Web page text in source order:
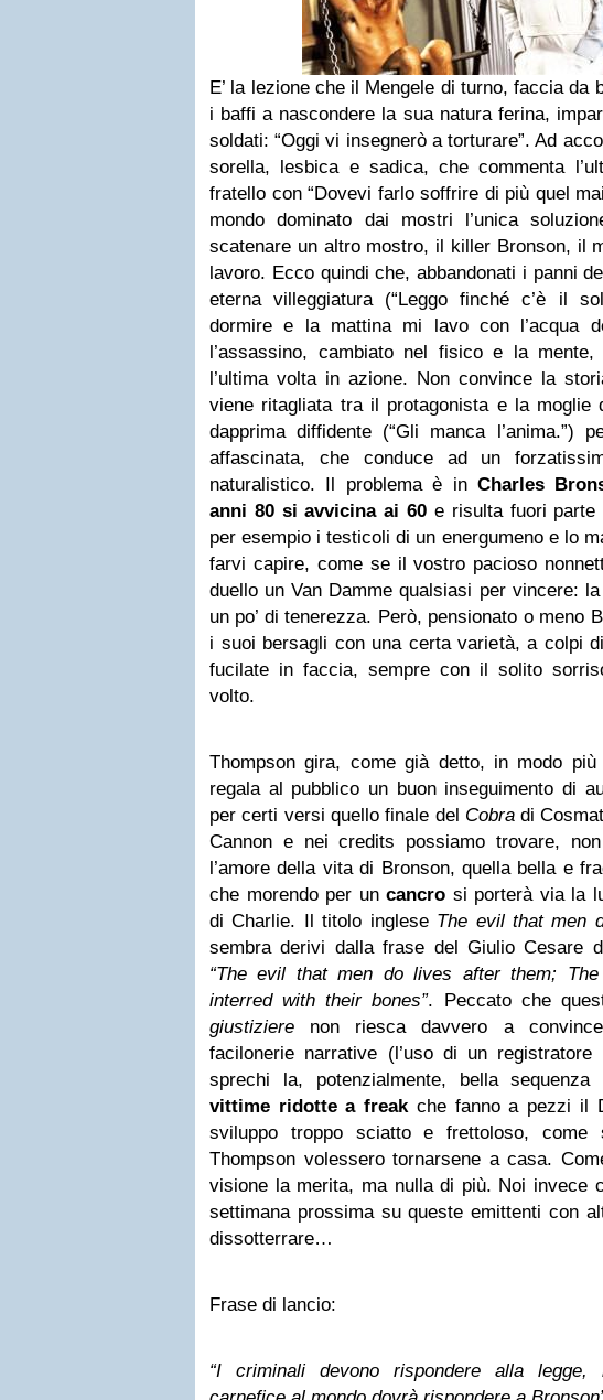
E’ la lezione che il Mengele di turno, faccia da
i baffi a nascondere la sua natura ferina,
soldati: “Oggi vi insegnerò a torturare”. Ad
sorella, lesbica e sadica, che commenta
fratello con “Dovevi farlo soffrire di più quel
mondo dominato dai mostri l’unica
scatenare un altro mostro, il killer Bronson, il
lavoro. Ecco quindi che, abbandonati i panni
eterna villeggiatura (“Leggo finché c’è il
dormire e la mattina mi lavo con l’acqua
l’assassino, cambiato nel fisico e la
l’ultima volta in azione. Non convince la
viene ritagliata tra il protagonista e la moglie
dapprima diffidente (“Gli manca l’anima.”)
affascinata, che conduce ad un
naturalistico. Il problema è in Charles
anni 80 si avvicina ai 60 e risulta fuori parte
per esempio i testicoli di un energumeno e lo
farvi capire, come se il vostro pacioso
duello un Van Damme qualsiasi per vincere:
un po’ di tenerezza. Però, pensionato o meno
i suoi bersagli con una certa varietà, a colpi
fucilate in faccia, sempre con il solito
volto.
Thompson gira, come già detto, in modo
regala al pubblico un buon inseguimento di
per certi versi quello finale del Cobradi
Cannon e nei credits possiamo trovare,
l’amore della vita di Bronson, quella bella e
che morendo per uncancro si porterà via la
di Charlie. Il titolo inglese The evil that men
sembra derivi dalla frase del Giulio Cesare
“The evil that men do lives after them;
interred with their bones”. Peccato che
giustiziere non riesca davvero a
facilonerie narrative (l’uso di un
sprechi la, potenzialmente, bella sequenza
vittime ridotte a freakche fanno a pezzi il
sviluppo troppo sciatto e frettoloso, come
Thompson volessero tornarsene a casa.
visione la merita, ma nulla di più. Noi invece
settimana prossima su queste emittenti con
dissotterrare…
Frase di lancio:
“I criminali devono rispondere alla